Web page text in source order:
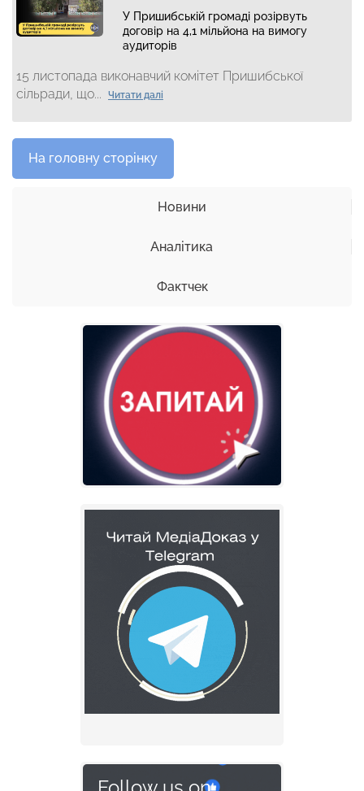
У Пришибській громаді розірвуть
договір на 4,1 мільйона на вимогу
аудиторів
15 листопада виконавчий комітет Пришибської
сільради, що...
Читати далі
На головну сторінку
Новини
Аналітика
Фактчек